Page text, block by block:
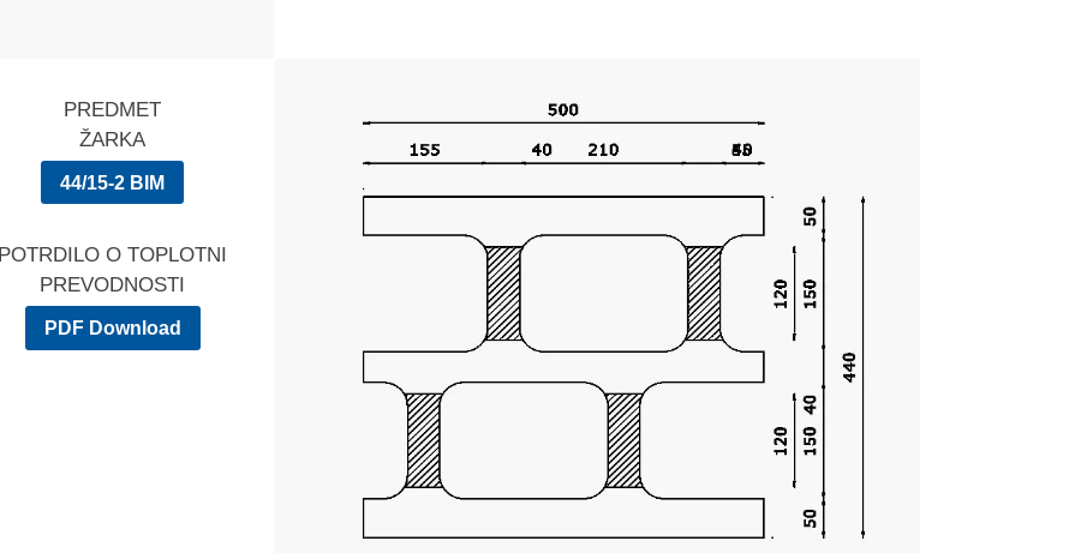
PREDMET
ŽARKA
44/15-2 BIM
POTRDILO O TOPLOTNI
PREVODNOSTI
PDF Download